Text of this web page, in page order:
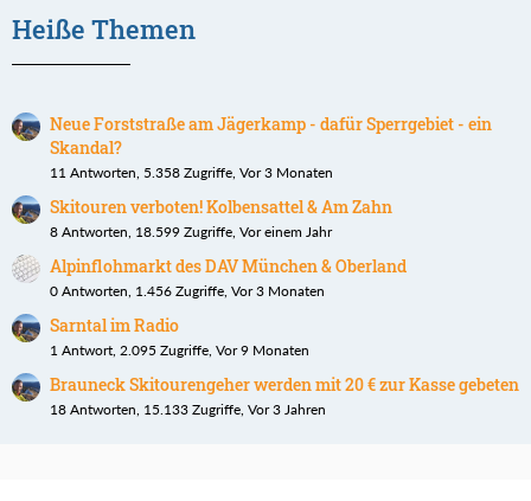
Heiße Themen
Neue Forststraße am Jägerkamp - dafür Sperrgebiet - ein
Skandal?
11 Antworten, 5.358 Zugriffe, Vor 3 Monaten
Skitouren verboten! Kolbensattel & Am Zahn
8 Antworten, 18.599 Zugriffe, Vor einem Jahr
Alpinflohmarkt des DAV München & Oberland
0 Antworten, 1.456 Zugriffe, Vor 3 Monaten
Sarntal im Radio
1 Antwort, 2.095 Zugriffe, Vor 9 Monaten
Brauneck Skitourengeher werden mit 20 € zur Kasse gebeten
18 Antworten, 15.133 Zugriffe, Vor 3 Jahren